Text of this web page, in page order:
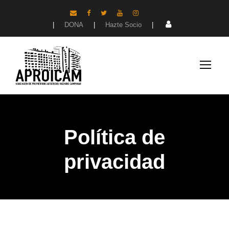
DONA Hazte Socio
Política de
privacidad